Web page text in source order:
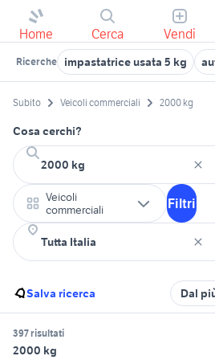
Home Cerca Vendi
Ricerche impastatrice usata 5 kg
Subito Veicoli commerciali 2000 kg
Cosa cerchi?
Veicoli
commerciali
Filtri
Salva ricerca Dal
397 risultati
2000 kg